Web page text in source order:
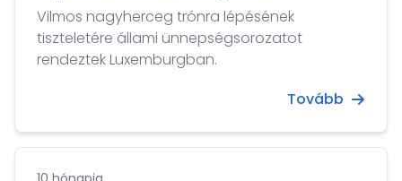
Vilmos nagyherceg trónra lépésének
tiszteletére állami ünnepségsorozatot
rendeztek Luxemburgban.
Tovább